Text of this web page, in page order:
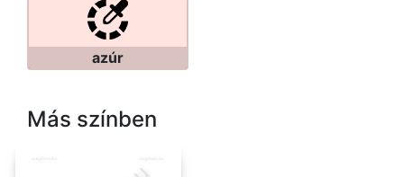
azúr
Más színben